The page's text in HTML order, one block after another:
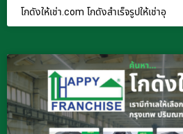
โกดังให้เช่า.com โกดังสำเร็จรูปให้เช่าอุ